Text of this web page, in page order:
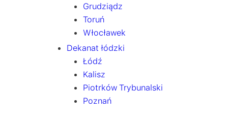
Grudziądz
Toruń
Włocławek
Dekanat łódzki
Łódź
Kalisz
Piotrków Trybunalski
Poznań